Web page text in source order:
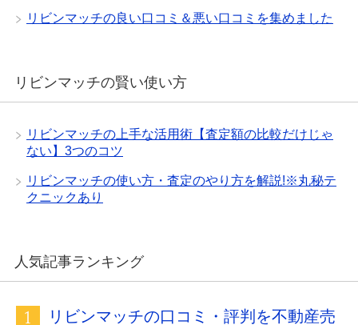
リビンマッチの良い口コミ＆悪い口コミを集めました
リビンマッチの賢い使い方
リビンマッチの上手な活用術【査定額の比較だけじゃ
ない】3つのコツ
リビンマッチの使い方・査定のやり方を解説!※丸秘テ
クニックあり
人気記事ランキング
リビンマッチの口コミ・評判を不動産売